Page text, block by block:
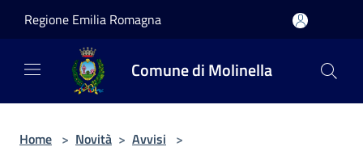
Regione Emilia Romagna
Comune di Molinella
Home > Novità > Avvisi >